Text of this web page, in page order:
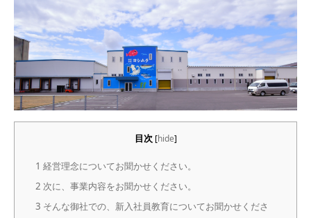
目次 [hide]
1 経営理念についてお聞かせください。
2 次に、事業内容をお聞かせください。
3 そんな御社での、新入社員教育についてお聞かせくださ